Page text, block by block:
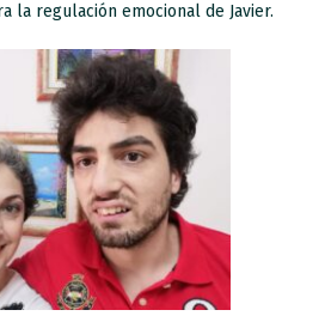
la regulación emocional de Javier.